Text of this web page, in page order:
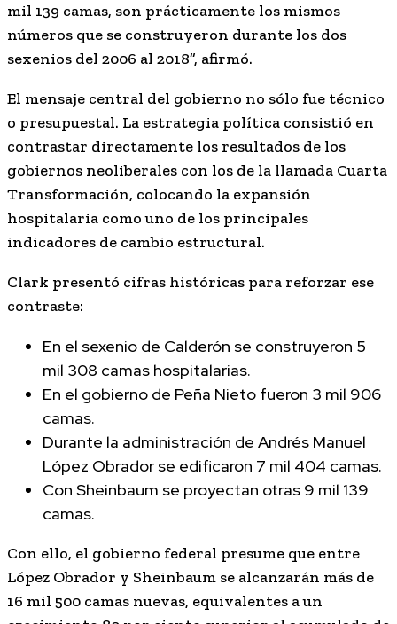
mil 139 camas, son prácticamente los mismos
números que se construyeron durante los dos
sexenios del 2006 al 2018”, afirmó.
El mensaje central del gobierno no sólo fue técnico
o presupuestal. La estrategia política consistió en
contrastar directamente los resultados de los
gobiernos neoliberales con los de la llamada Cuarta
Transformación, colocando la expansión
hospitalaria como uno de los principales
indicadores de cambio estructural.
Clark presentó cifras históricas para reforzar ese
contraste:
En el sexenio de Calderón se construyeron 5
mil 308 camas hospitalarias.
En el gobierno de Peña Nieto fueron 3 mil 906
camas.
Durante la administración de Andrés Manuel
López Obrador se edificaron 7 mil 404 camas.
Con Sheinbaum se proyectan otras 9 mil 139
camas.
Con ello, el gobierno federal presume que entre
López Obrador y Sheinbaum se alcanzarán más de
16 mil 500 camas nuevas, equivalentes a un